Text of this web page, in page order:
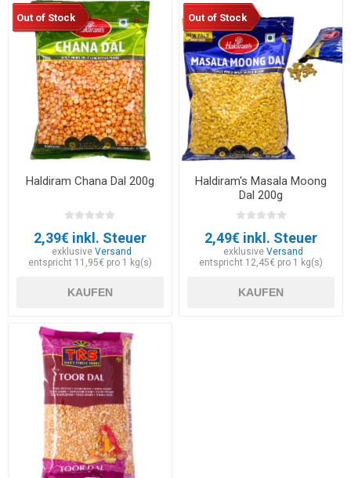
Out of Stock
Haldiram Chana Dal 200g
2,39€ inkl. Steuer
exklusiveVersand
entspricht 11,95€ pro 1 kg(s)
KAUFEN
Out of Stock
Haldiram's Masala Moong
Dal 200g
2,49€ inkl. Steuer
exklusive Versand
entspricht 12,45€ pro 1 kg(s)
KAUFEN